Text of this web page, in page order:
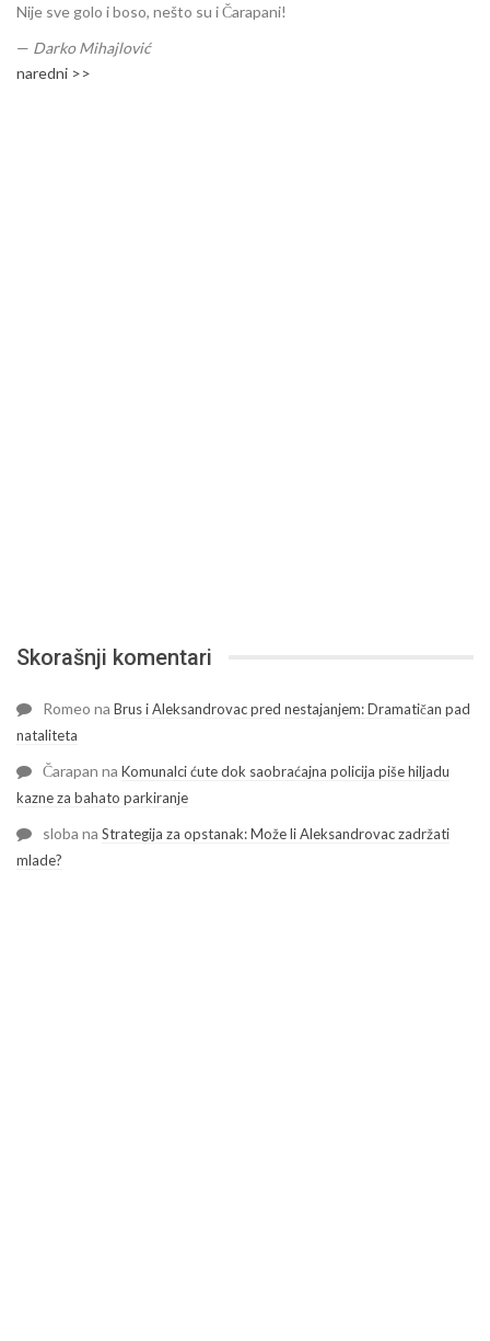
Nije sve golo i boso, nešto su i Čarapani!
— Darko Mihajlović
naredni >>
Skorašnji komentari
Romeo na Brus i Aleksandrovac pred nestajanjem: Dramatičan pad
nataliteta
Čarapan na Komunalci ćute dok saobraćajna policija piše hiljadu
kazne za bahato parkiranje
sloba na Strategija za opstanak: Može li Aleksandrovac zadržati
mlade?